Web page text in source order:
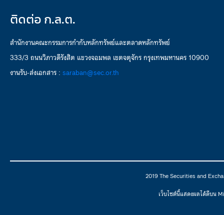
ติดต่อ ก.ล.ต.
สำนักงานคณะกรรมการกำกับหลักทรัพย์และตลาดหลักทรัพย์
333/3 ถนนวิภาวดีรังสิต แขวงจอมพล เขตจตุจักร กรุงเทพมหานคร 10900
งานรับ-ส่งเอกสาร : saraban@sec.or.th
2019 The Securities and
เว็บไซต์นี้แสดงผลได้ดีบน